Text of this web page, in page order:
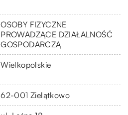
OSOBY FIZYCZNE
PROWADZĄCE DZIAŁALNOŚĆ
GOSPODARCZĄ
Wielkopolskie
62-001 Zielątkowo